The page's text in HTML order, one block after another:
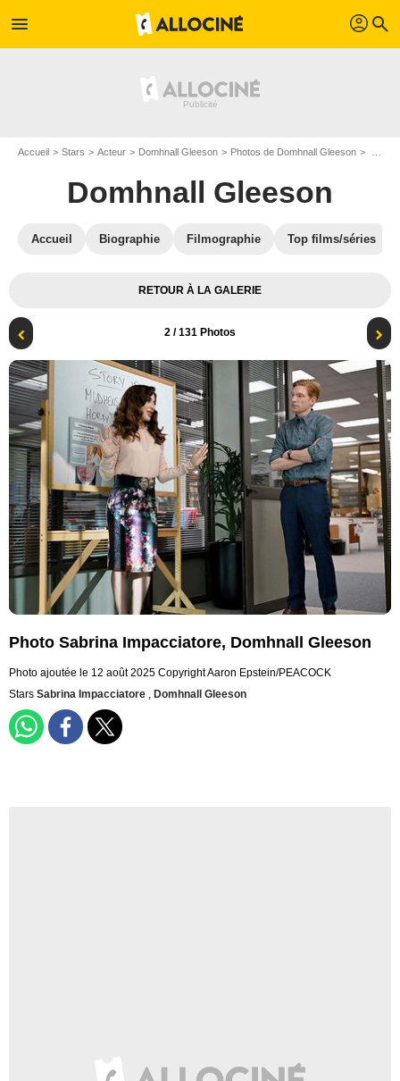
menu profil search
Accueil Stars Acteur Domhnall Gleeson Photos de Domhnall Gleeson
Domhnall Gleeson
Accueil Biographie Filmographie Top films/séries
RETOUR À LA GALERIE
2 / 131 Photos
Photo Sabrina Impacciatore, Domhnall Gleeson
Photo ajoutée le 12 août 2025 Copyright Aaron Epstein/PEACOCK
Stars Sabrina Impacciatore , Domhnall Gleeson